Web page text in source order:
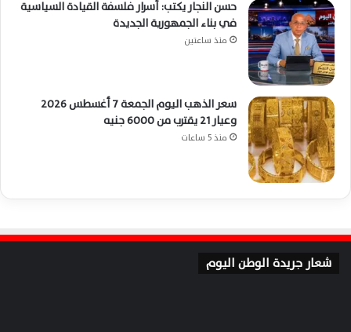
حسن النجار يكتب: أسرار فلسفة القيادة السياسية
في بناء الجمهورية الجديدة
منذ ساعتين
سعر الذهب اليوم الجمعة 7 أغسطس 2026
وعيار 21 يقترب من 6000 جنيه
منذ 5 ساعات
شعار جريدة الوطن اليوم